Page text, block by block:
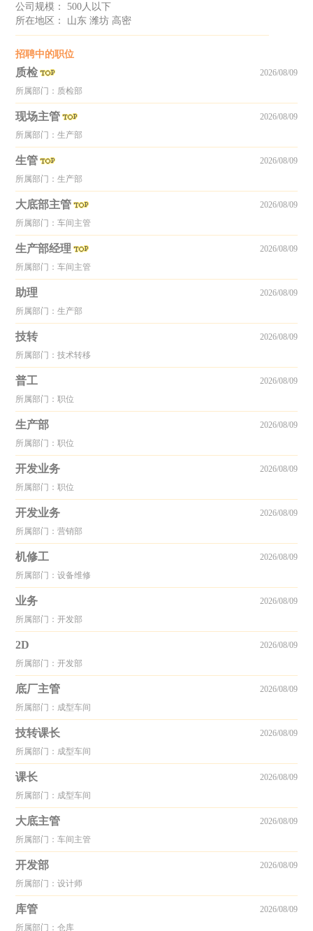
公司规模： 500人以下
所在地区： 山东 潍坊 高密
招聘中的职位
质检
所属部门：质检部
2026/08/09
现场主管
所属部门：生产部
2026/08/09
生管
所属部门：生产部
2026/08/09
大底部主管
所属部门：车间主管
2026/08/09
生产部经理
所属部门：车间主管
2026/08/09
助理
所属部门：生产部
2026/08/09
技转
所属部门：技术转移
2026/08/09
普工
所属部门：职位
2026/08/09
生产部
所属部门：职位
2026/08/09
开发业务
所属部门：职位
2026/08/09
开发业务
所属部门：营销部
2026/08/09
机修工
所属部门：设备维修
2026/08/09
业务
所属部门：开发部
2026/08/09
2D
所属部门：开发部
2026/08/09
底厂主管
所属部门：成型车间
2026/08/09
技转课长
所属部门：成型车间
2026/08/09
课长
所属部门：成型车间
2026/08/09
大底主管
所属部门：车间主管
2026/08/09
开发部
所属部门：设计师
2026/08/09
库管
所属部门：仓库
2026/08/09